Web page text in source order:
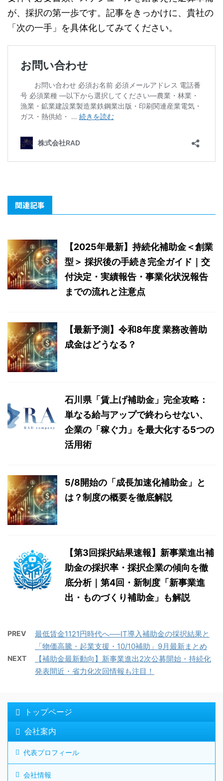
が、採択の第一歩です。記事をきっかけに、貴社の
「次の一手」を具体化してみてください。
関連記事
【2025年最新】持続化補助金＜創業
型＞ 採択後の手続き完全ガイド｜交
付決定・実績報告・事業化状況報告
までの流れと注意点
【最新予測】令和8年度 業務改善助
成金はどうなる？
石川県「賃上げ補助金」完全攻略：
単なる給与アップで終わらせない、
企業の「稼ぐ力」を最大化する5つの
活用術
5/8開始の「成長加速化補助金」と
は？制度の概要を徹底解説
【第3回採択結果速報】新事業進出補
助金の採択率・採択企業の傾向を徹
底分析｜第4回・新制度「新事業進
出・ものづくり補助金」も解説
PREV
最低賃金1121円時代へ──IT導入補助金の採択結果と
「物価高騰・起業支援・10/10補助」9月最新まとめ
NEXT
【補助金最新動向】新事業進出2次公募開始・持続化
発表間近・省力化次回情報も注目！
トップページ
会社案内
代表プロフィール
会社情報